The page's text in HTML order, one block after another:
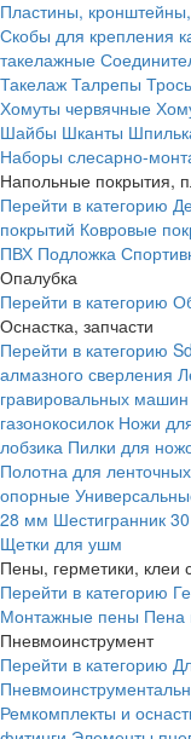
Пластины, кронштейны,
Скобы для крепления
такелажные
Такелаж Талрепы
Хомуты червячные
Шайбы Шканты
Наборы слесарно-
Напольные покрытия,
Перейти в категорию
покрытий Ковровые
ПВХ Подложка
Опалубка
Перейти в категорию
Оснастка, запчасти
Перейти в категорию
алмазного сверления
гравировальных машин
газонокосилок Ножи
лобзика Пилки для
Полотна для
опорные
28 мм Шестигранник
Щетки для ушм
Пены, герметики, клеи
Перейти в категорию
Монтажные пены Пена
Пневмоинструмент
Перейти в категорию
Ремкомплекты и